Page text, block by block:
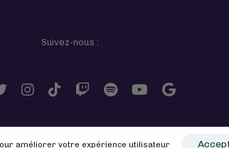
Suivez-nous :
améliorer votre expérience utilisateur